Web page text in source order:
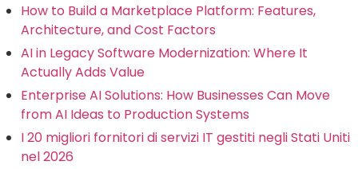
How to Build a Marketplace Platform: Features,
Architecture, and Cost Factors
AI in Legacy Software Modernization: Where It
Actually Adds Value
Enterprise AI Solutions: How Businesses Can Move
from AI Ideas to Production Systems
I 20 migliori fornitori di servizi IT gestiti negli Stati Uniti
nel 2026